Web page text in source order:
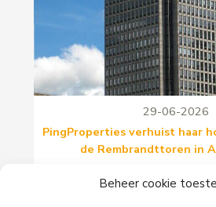
Beheer cookie
29-06-2026
PingProperties verhuist haar
de Rembrandttoren in
in de Rembrandttoren